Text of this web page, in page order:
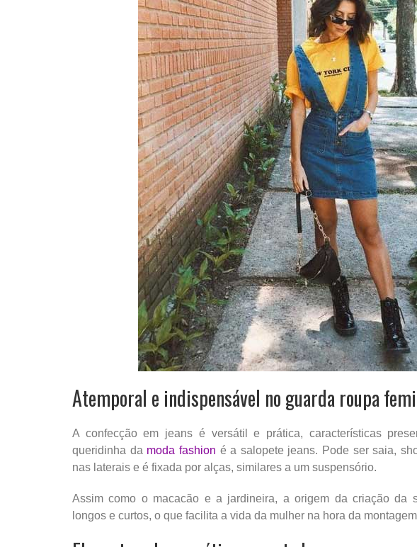
Atemporal e indispensável no guarda roupa
A confecção em jeans é versátil e prática, características
queridinha da moda fashion é a salopete jeans. Pode ser saia,
nas laterais e é fixada por alças, similares a um suspensório.
Assim como o macacão e a jardineira, a origem da criação da
longos e curtos, o que facilita a vida da mulher na hora da